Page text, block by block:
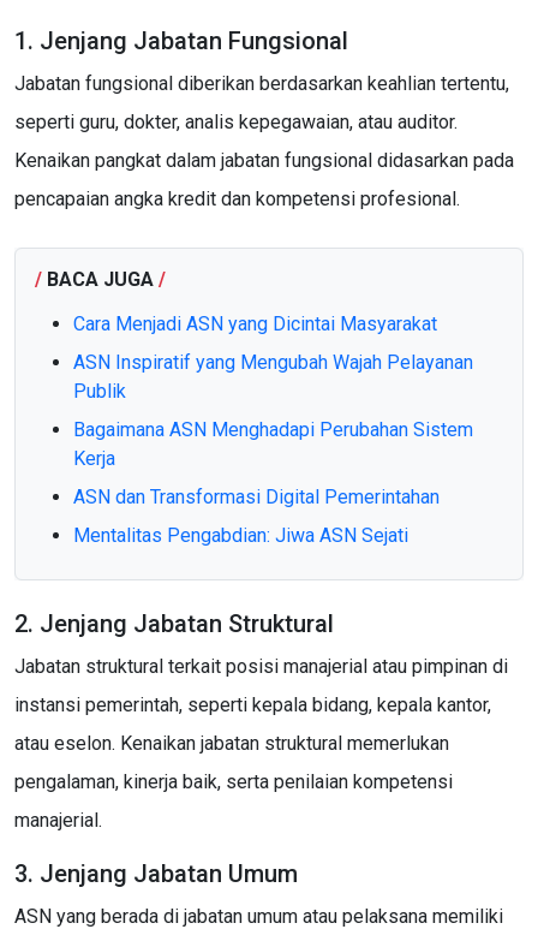
1. Jenjang Jabatan Fungsional
Jabatan fungsional diberikan berdasarkan keahlian tertentu,
seperti guru, dokter, analis kepegawaian, atau auditor.
Kenaikan pangkat dalam jabatan fungsional didasarkan pada
pencapaian angka kredit dan kompetensi profesional.
/ BACA JUGA /
Cara Menjadi ASN yang Dicintai Masyarakat
ASN Inspiratif yang Mengubah Wajah Pelayanan
Publik
Bagaimana ASN Menghadapi Perubahan Sistem
Kerja
ASN dan Transformasi Digital Pemerintahan
Mentalitas Pengabdian: Jiwa ASN Sejati
2. Jenjang Jabatan Struktural
Jabatan struktural terkait posisi manajerial atau pimpinan di
instansi pemerintah, seperti kepala bidang, kepala kantor,
atau eselon. Kenaikan jabatan struktural memerlukan
pengalaman, kinerja baik, serta penilaian kompetensi
manajerial.
3. Jenjang Jabatan Umum
ASN yang berada di jabatan umum atau pelaksana memiliki